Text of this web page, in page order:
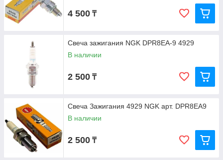
4 500 ₸
Свеча зажигания NGK DPR8EA-9 4929
В наличии
2 500 ₸
Свеча Зажигания 4929 NGK арт. DPR8EA9
В наличии
2 500 ₸